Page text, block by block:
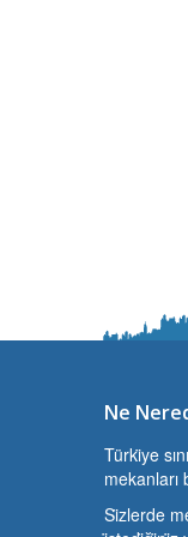
Ne
Türki̇ye
mekanları
Si̇zlerde